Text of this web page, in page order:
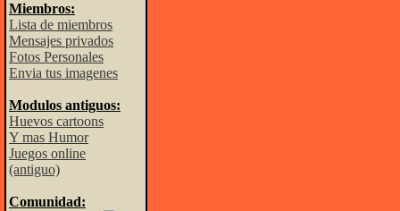
Miembros:
Lista de miembros
Mensajes privados
Fotos Personales
Envia tus imagenes
Modulos antiguos:
Huevos cartoons
Y mas Humor
Juegos online
(antiguo)
Comunidad: